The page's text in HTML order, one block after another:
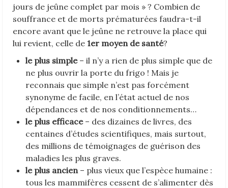
jours de jeûne complet par mois » ? Combien de
souffrance et de morts prématurées faudra-t-il
encore avant que le jeûne ne retrouve la place qui
lui revient, celle de 1er moyen de santé?
le plus simple– il n’y a rien de plus simple que de
ne plus ouvrir la porte du frigo ! Mais je
reconnais que simple n’est pas forcément
synonyme de facile, en l’état actuel de nos
dépendances et de nos conditionnements…
le plus efficace– des dizaines de livres, des
centaines d’études scientifiques, mais surtout,
des millions de témoignages de guérison des
maladies les plus graves.
le plus ancien – plus vieux que l’espèce humaine :
tous les mammifères cessent de s’alimenter dès